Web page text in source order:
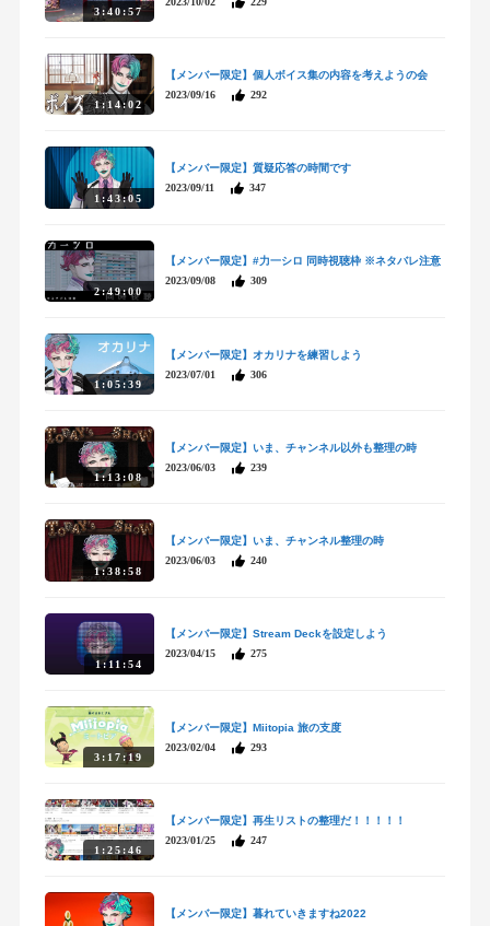
3:40:57
1:14:02
【メンバー限定】個人ボイス集の内容を考えようの会
2023/09/16
292
1:43:05
【メンバー限定】質疑応答の時間です
2023/09/11
347
2:49:00
【メンバー限定】#力一シロ 同時視聴枠 ※ネタバレ注意
2023/09/08
309
1:05:39
【メンバー限定】オカリナを練習しよう
2023/07/01
306
1:13:08
【メンバー限定】いま、チャンネル以外も整理の時
2023/06/03
239
1:38:58
【メンバー限定】いま、チャンネル整理の時
2023/06/03
240
1:11:54
【メンバー限定】Stream Deckを設定しよう
2023/04/15
275
3:17:19
【メンバー限定】Miitopia 旅の支度
2023/02/04
293
1:25:46
【メンバー限定】再生リストの整理だ！！！！！
2023/01/25
247
【メンバー限定】暮れていきますね2022